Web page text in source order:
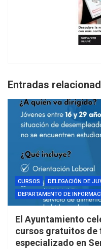
Entradas
CURSOS
DELEGACIÓN DE
DEPARTAMENTO DE
El Ayuntamiento
cursos gratuitos de
especializado en